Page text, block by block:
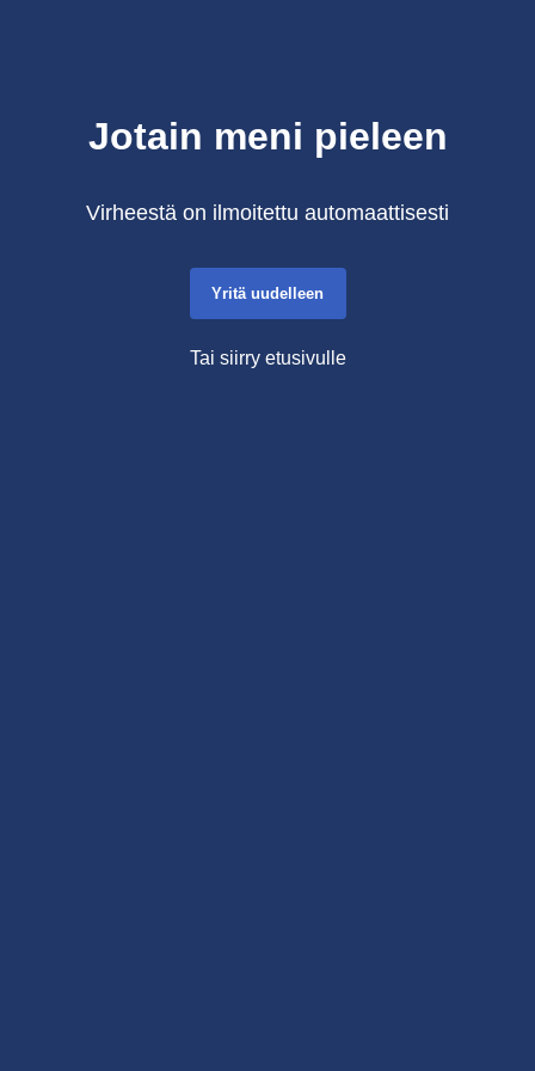
Jotain meni pieleen
Virheestä on ilmoitettu automaattisesti
Yritä uudelleen
Tai siirry etusivulle